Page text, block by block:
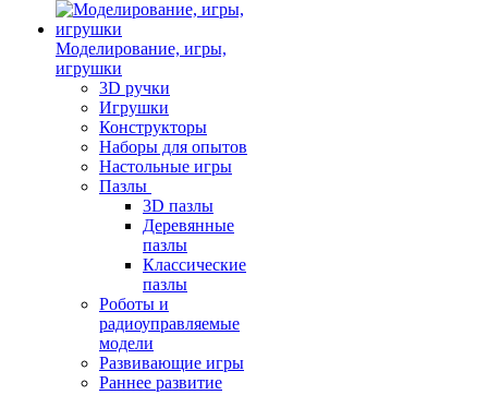
Моделирование, игры,
игрушки
3D ручки
Игрушки
Конструкторы
Наборы для опытов
Настольные игры
Пазлы
3D пазлы
Деревянные
пазлы
Классические
пазлы
Роботы и
радиоуправляемые
модели
Развивающие игры
Раннее развитие